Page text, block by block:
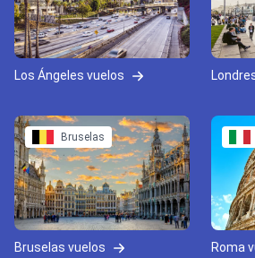
Los Ángeles vuelos
Bruselas
Bruselas vuelos Roma